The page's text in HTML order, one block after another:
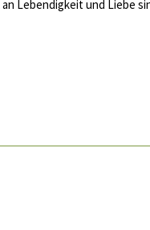
Lebendigkeit und Liebe